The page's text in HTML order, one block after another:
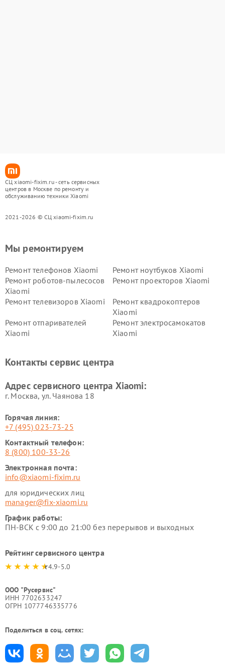
СЦ xiaomi-fixim.ru - сеть сервисных
центров в Москве по ремонту и
обслуживанию техники Xiaomi
2021-2026 © СЦ xiaomi-fixim.ru
Мы ремонтируем
Ремонт телефонов Xiaomi
Ремонт ноутбуков Xiaomi
Ремонт роботов-пылесосов
Xiaomi
Ремонт проекторов Xiaomi
Ремонт телевизоров Xiaomi
Ремонт квадрокоптеров
Xiaomi
Ремонт отпаривателей
Xiaomi
Ремонт электросамокатов
Xiaomi
Ремонт стиральных машин
Ремонт смарт-часов Xiaomi
Контакты сервис центра
Адрес сервисного центра Xiaomi:
г. Москва, ул. Чаянова 18
Горячая линия:
+7 (495) 023-73-25
Контактный телефон:
8 (800) 100-33-26
Электронная почта:
info@xiaomi-fixim.ru
для юридических лиц
manager@fix-xiaomi.ru
График работы:
ПН-ВСК с 9:00 до 21:00 без перерывов и выходных
Рейтинг сервисного центра
4.9-5.0
ООО "Русервис"
ИНН 7702633247
ОГРН 1077746335776
Поделиться в соц. сетях: